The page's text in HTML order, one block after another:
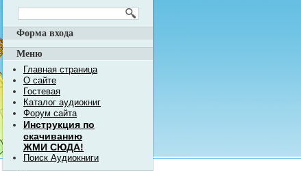
Форма входа
Меню
Главная страница
О сайте
Гостевая
Каталог аудиокниг
Форум сайта
Инструкция по
скачиванию
ЖМИ СЮДА!
Поиск Аудиокниги